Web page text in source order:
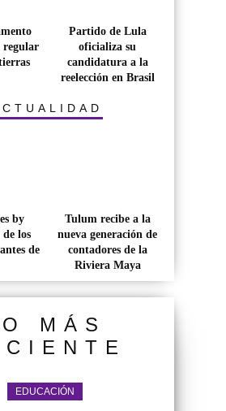
regular
Partido de Lula
oficializa su
candidatura a la
reelección en Brasil
by
los
de
Tulum recibe a la
nueva generación de
contadores de la
Riviera Maya
MÁS
EDUCACIÓN